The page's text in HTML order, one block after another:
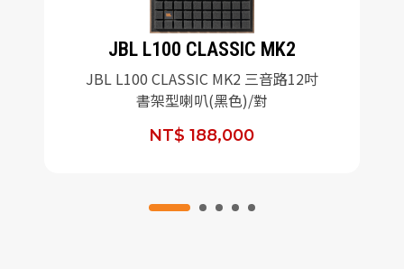
JBL L100 CLASSIC MK2
JBL L100 CLASSIC MK2 三音路12吋
書架型喇叭(黑色)/對
NT$ 188,000